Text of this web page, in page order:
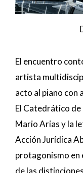
El encuentro
artista
acto al piano con
El Catedrático
Mario Arias y la
Acción Jurídica
protagonismo en
de las